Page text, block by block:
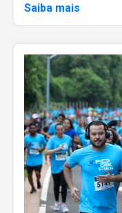
Saiba mais